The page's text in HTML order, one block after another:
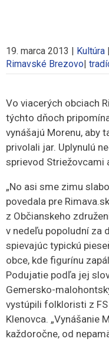
19. marca 2013 | Kultúra |
Rimavské Brezovo|
Vo viacerých obciach
týchto dňoch
vynášajú Morenu, aby
privolali jar. Uplynulú
sprievod Striežovcami
„No asi sme zimu
povedala pre
z Občianskeho
v nedeľu popoludní za
spievajúc typickú
obce, kde figurínu
Podujatie podľa jej
Gemersko-
vystúpili folkloristi z
Klenovca. „Vynášanie
každoročne, od